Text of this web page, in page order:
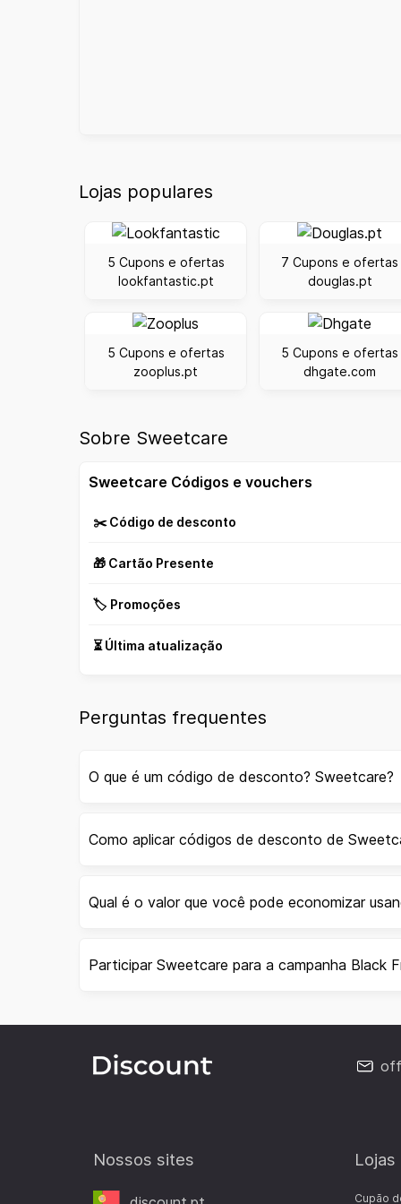
Lojas populares
5 Cupons e ofertas
lookfantastic.pt
7 Cupons e ofertas
douglas.pt
5 Cupons e ofertas
zooplus.pt
5 Cupons e ofertas
dhgate.com
Sobre Sweetcare
Sweetcare Códigos e vouchers
✂️ Código de desconto
🎁 Cartão Presente
🏷️ Promoções
⏳ Última atualização
Perguntas frequentes
O que é um código de desconto? Sweetcare?
Como aplicar códigos de desconto de
Qual é o valor que você pode economizar
Participar Sweetcare para a campanha Black
Nossos sites
Cupão